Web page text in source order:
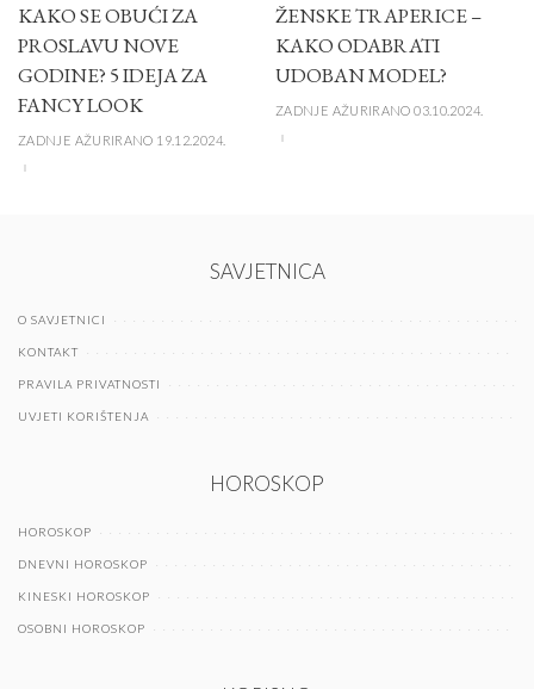
KAKO SE OBUĆI ZA
PROSLAVU NOVE
GODINE? 5 IDEJA ZA
FANCY LOOK
ZADNJE AŽURIRANO 19.12.2024.
ŽENSKE TRAPERICE –
KAKO ODABRATI
UDOBAN MODEL?
ZADNJE AŽURIRANO 03.10.2024.
SAVJETNICA
O SAVJETNICI
KONTAKT
PRAVILA PRIVATNOSTI
UVJETI KORIŠTENJA
HOROSKOP
HOROSKOP
DNEVNI HOROSKOP
KINESKI HOROSKOP
OSOBNI HOROSKOP